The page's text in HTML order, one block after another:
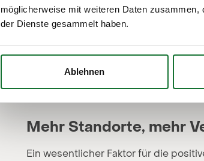
möglicherweise mit weiteren Daten
der Dienste gesammelt haben.
Ablehnen
Mehr Standorte, mehr
Ein wesentlicher Faktor für die